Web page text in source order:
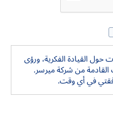
القيادة الفكرية، ورؤى
القادمة من شركة ميرسر.
في أي وقت.